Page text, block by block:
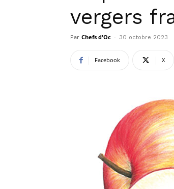
vergers
Par Chefs d'Oc - 30 octobre 2023
Facebook X